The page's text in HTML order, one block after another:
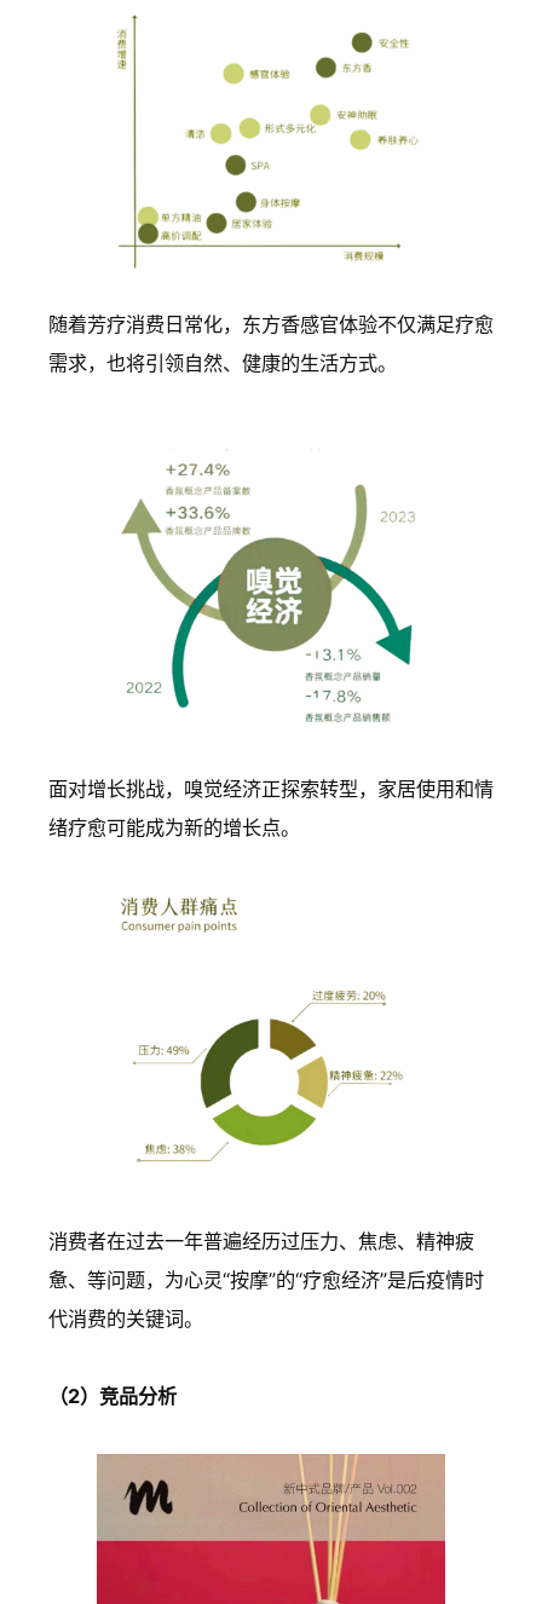
随着芳疗消费日常化，东方香感官体验不仅满足疗愈
需求，也将引领自然、健康的生活方式。
面对增长挑战，嗅觉经济正探索转型，家居使用和情
绪疗愈可能成为新的增长点。
消费者在过去一年普遍经历过压力、焦虑、精神疲
惫、等问题，为心灵“按摩”的“疗愈经济”是后疫情时
代消费的关键词。
（2）竞品分析